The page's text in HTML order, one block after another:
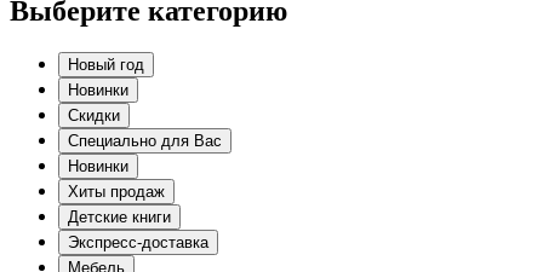
Выберите категорию
Новый год
Новинки
Скидки
Специально для Вас
Новинки
Хиты продаж
Детские книги
Экспресс-доставка
Мебель